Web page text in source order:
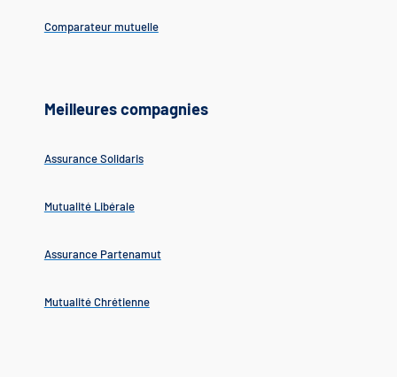
Comparateur mutuelle
Meilleures compagnies
Assurance Solidaris
Mutualité Libérale
Assurance Partenamut
Mutualité Chrétienne